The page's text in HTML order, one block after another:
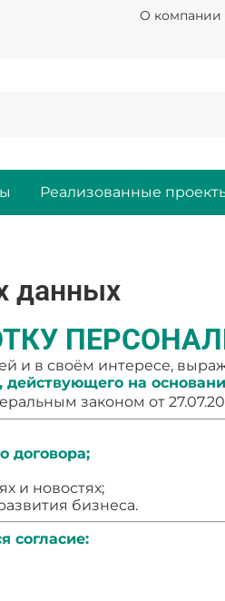
О компании
Реализованные
данных
и в своём интересе,
на
законом от
договора;
и новостях;
бизнеса.
согласие: